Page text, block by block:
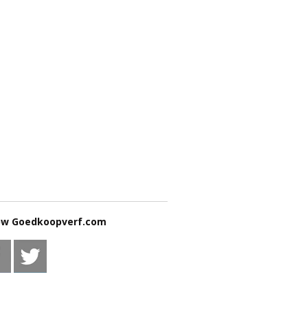
Goedkoopverf.com